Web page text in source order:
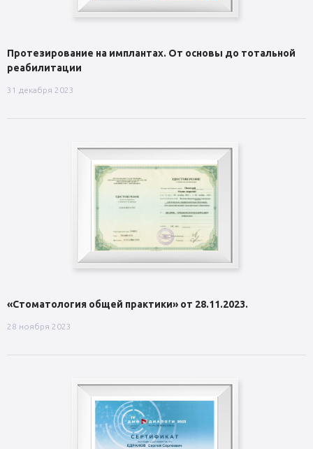
Протезирование на имплантах. От основы до тотальной
реабилитации
31 декабря 2023
«Стоматология общей практики» от 28.11.2023.
28 ноября 2023